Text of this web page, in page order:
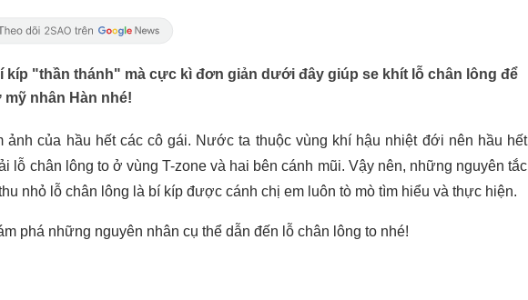
kíp "thần thánh" mà cực kì đơn giản dưới đây giúp se khít lỗ chân lông để
nhân Hàn nhé!
ảnh của hầu hết các cô gái. Nước ta thuộc vùng khí hậu nhiệt đới nên hầu hết
lỗ chân lông to ở vùng T-zone và hai bên cánh mũi. Vậy nên, những nguyên tắc
nhỏ lỗ chân lông là bí kíp được cánh chị em luôn tò mò tìm hiểu và thực hiện.
phá những nguyên nhân cụ thể dẫn đến lỗ chân lông to nhé!